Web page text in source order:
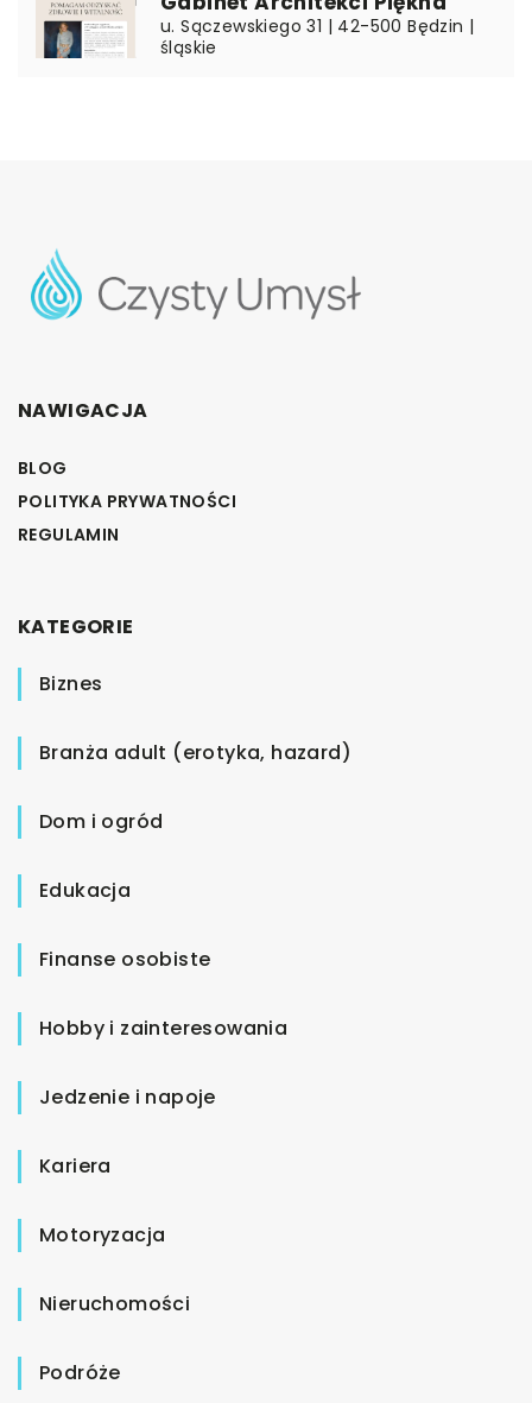
u. Sączewskiego 31 | 42-500 Będzin |
śląskie
NAWIGACJA
BLOG
POLITYKA PRYWATNOŚCI
REGULAMIN
KATEGORIE
Biznes
Branża adult (erotyka, hazard)
Dom i ogród
Edukacja
Finanse osobiste
Hobby i zainteresowania
Jedzenie i napoje
Kariera
Motoryzacja
Nieruchomości
Podróże